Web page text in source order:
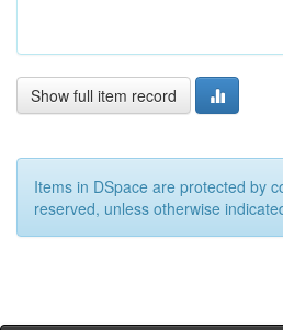
Show full item record
Items in DSpace are protected by
reserved, unless otherwise